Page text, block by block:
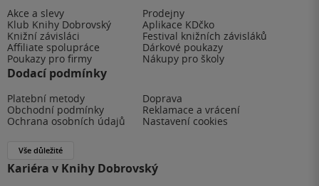
Akce a slevy
Prodejny
Klub Knihy Dobrovský
Aplikace KDčko
Knižní závisláci
Festival knižních závisláků
Affiliate spolupráce
Dárkové poukazy
Poukazy pro firmy
Nákupy pro školy
Dodací podmínky
Platební metody
Doprava
Obchodní podmínky
Reklamace a vrácení
Ochrana osobních údajů
Nastavení cookies
Vše důležité
Kariéra v Knihy Dobrovský